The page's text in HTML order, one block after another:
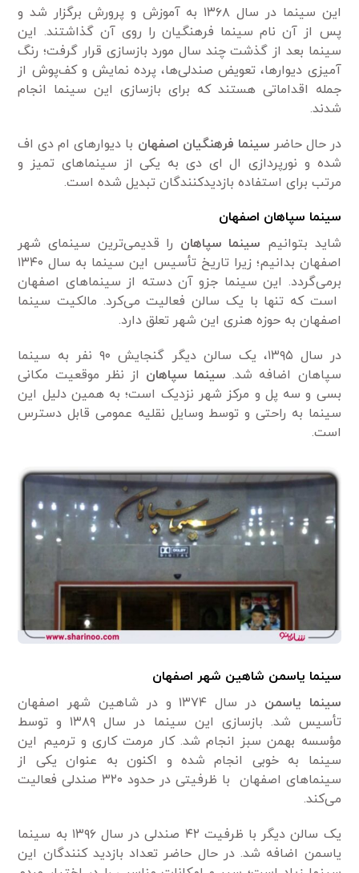
این سینما در سال ۱۳۶۸ به آموزش و پرورش برگزار شد و
پس از آن نام سینما فرهنگیان را روی آن گذاشتند. این
سینما بعد از گذشت چند سال مورد بازسازی قرار گرفت؛ رنگ
آمیزی دیوارها، تعویض صندلی‌ها، پرده نمایش و کف‌پوش از
جمله اقداماتی هستند که برای بازسازی این سینما انجام
شدند.
در حال حاضر سینما فرهنگیان اصفهان با دیوارهای ام دی اف
شده و نورپردازی ال ای دی به یکی از سینماهای تمیز و
مرتب برای استفاده بازدیدکنندگان تبدیل شده است.
سینما سپاهان اصفهان
شاید بتوانیم سینما سپاهان را قدیمی‌ترین سینمای شهر
اصفهان بدانیم؛ زیرا تاریخ تأسیس این سینما به سال ۱۳۴۰
برمی‌گردد. این سینما جزو آن دسته از سینماهای اصفهان
است که تنها با یک سالن فعالیت می‌کرد. مالکیت سینما
اصفهان به حوزه هنری این شهر تعلق دارد.
در سال ۱۳۹۵، یک سالن دیگر گنجایش ۹۰ نفر به سینما
سپاهان اضافه شد. سینما سپاهان از نظر موقعیت مکانی
بسی و سه پل و مرکز شهر نزدیک است؛ به همین دلیل این
سینما به راحتی و توسط وسایل نقلیه عمومی قابل دسترس
است.
سینما یاسمن شاهین شهر اصفهان
سینما یاسمن
در سال ۱۳۷۴ و در شاهین شهر اصفهان
تأسیس شد. بازسازی این سینما در سال ۱۳۸۹ و توسط
مؤسسه بهمن سبز انجام شد. کار مرمت کاری و ترمیم این
سینما به خوبی انجام شده و اکنون به عنوان یکی از
سینماهای اصفهان با ظرفیتی در حدود ۳۲۰ صندلی فعالیت
می‌کند.
یک سالن دیگر با ظرفیت ۴۲ صندلی در سال ۱۳۹۶ به سینما
یاسمن اضافه شد. در حال حاضر تعداد بازدید کنندگان این